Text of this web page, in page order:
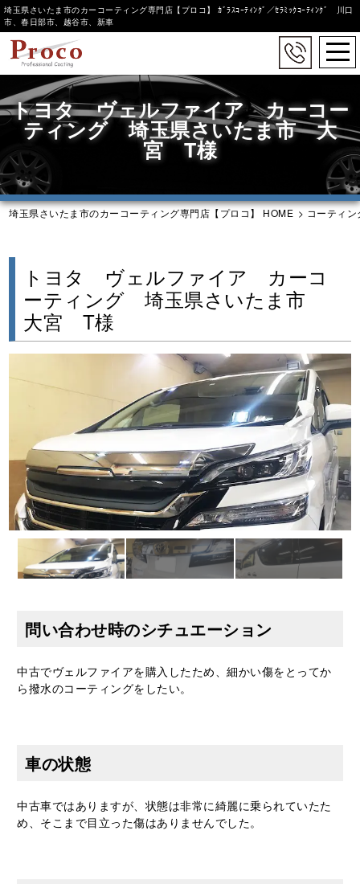
to
main
content
埼玉県さいたま市のカーコーティング専門店【プロコ】 ｶﾞﾗｽｺｰﾃｨﾝｸﾞ／ｾﾗﾐｯｸｺｰﾃｨﾝｸﾞ 川口
市、春日部市、越谷市、新車
トヨタ ヴェルファイア カーコー
ティング 埼玉県さいたま市 大
宮 T様
埼玉県さいたま市のカーコーティング専門店【プロコ】 HOME > コーティン
トヨタ ヴェルファイア カーコ
ーティング 埼玉県さいたま市
大宮 T様
問い合わせ時のシチュエーション
中古でヴェルファイアを購入したため、細かい傷をとってか
ら撥水のコーティングをしたい。
車の状態
中古車ではありますが、状態は非常に綺麗に乗られていたた
め、そこまで目立った傷はありませんでした。